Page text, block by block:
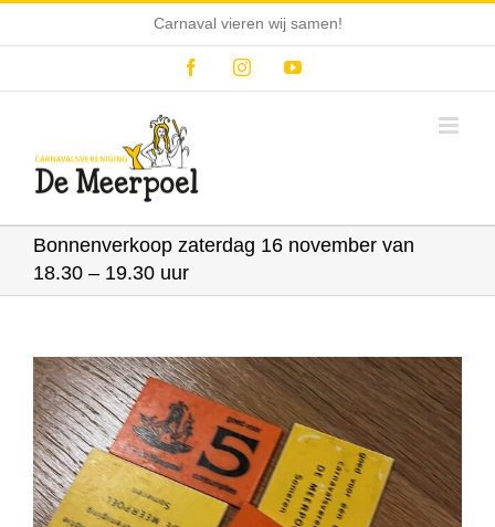
Carnaval vieren wij samen!
FacebookInstagramYouTube
Bonnenverkoop zaterdag 16 november van
18.30 – 19.30 uur
Bekijk
grotere
afbeelding